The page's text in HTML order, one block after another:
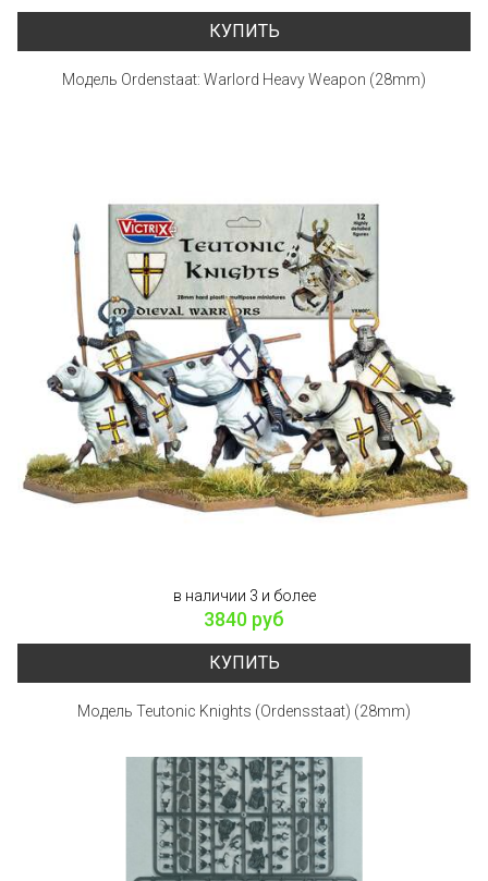
КУПИТЬ
Модель Ordenstaat: Warlord Heavy Weapon (28mm)
в наличии 3 и более
3840 руб
КУПИТЬ
Модель Teutonic Knights (Ordensstaat) (28mm)